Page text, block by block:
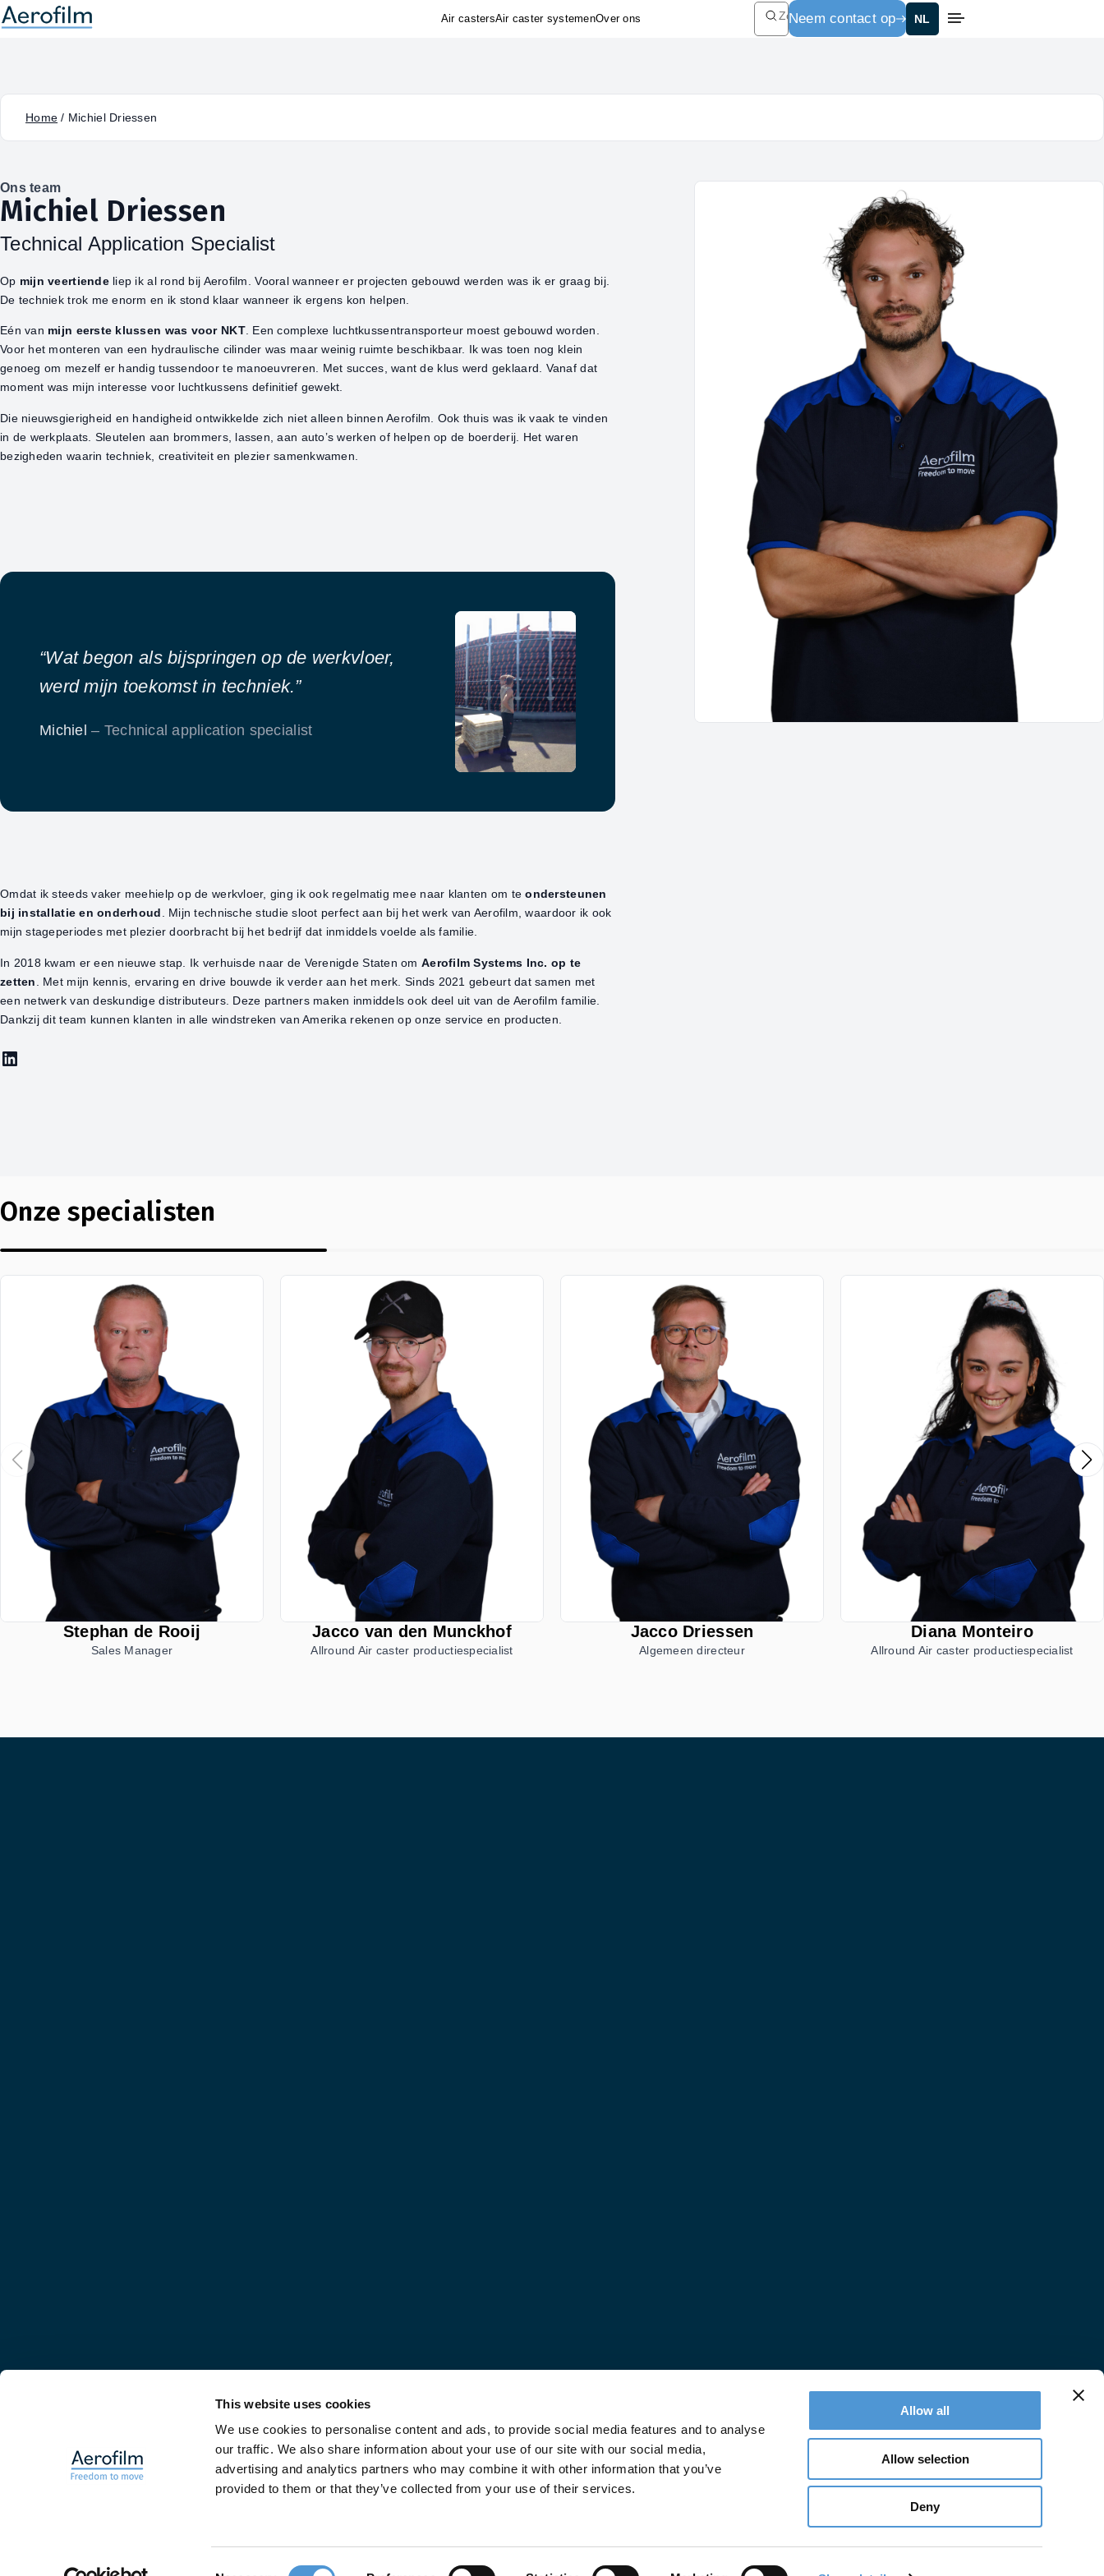
This website uses cookies
We use cookies to personalise content and ads, to provide social media features and to analyse
our traffic. We also share information about your use of our site with our social media,
advertising and analytics partners who may combine it with other information that you’ve
provided to them or that they’ve collected from your use of their services.
Allow all
Allow selection
Deny
Air castersAir caster systemenOver ons Zoeken
Neem contact op
Home / Michiel Driessen
Ons team
Michiel Driessen
Technical Application Specialist
Op mijn veertiendeliep ik al rond bij Aerofilm. Vooral wanneer er projecten gebouwd werden was ik er graag bij.
De techniek trok me enorm en ik stond klaar wanneer ik ergens kon helpen.
Eén van mijn eerste klussen was voor NKT. Een complexe luchtkussentransporteur moest gebouwd worden.
Voor het monteren van een hydraulische cilinder was maar weinig ruimte beschikbaar. Ik was toen nog klein
genoeg om mezelf er handig tussendoor te manoeuvreren. Met succes, want de klus werd geklaard. Vanaf dat
moment was mijn interesse voor luchtkussens definitief gewekt.
Die nieuwsgierigheid en handigheid ontwikkelde zich niet alleen binnen Aerofilm. Ook thuis was ik vaak te vinden
in de werkplaats. Sleutelen aan brommers, lassen, aan auto’s werken of helpen op de boerderij. Het waren
bezigheden waarin techniek, creativiteit en plezier samenkwamen.
“Wat begon als bijspringen op de werkvloer,
werd mijn toekomst in techniek.”
Michiel– Technical application specialist
Omdat ik steeds vaker meehielp op de werkvloer, ging ik ook regelmatig mee naar klanten om teondersteunen
bij installatie en onderhoud . Mijn technische studie sloot perfect aan bij het werk van Aerofilm, waardoor ik ook
mijn stageperiodes met plezier doorbracht bij het bedrijf dat inmiddels voelde als familie.
In 2018 kwam er een nieuwe stap. Ik verhuisde naar de Verenigde Staten om Aerofilm Systems Inc. op te
zetten
. Met mijn kennis, ervaring en drive bouwde ik verder aan het merk. Sinds 2021 gebeurt dat samen met
een netwerk van deskundige distributeurs. Deze partners maken inmiddels ook deel uit van de Aerofilm familie.
Dankzij dit team kunnen klanten in alle windstreken van Amerika rekenen op onze service en producten.
LinkedIn
Onze specialisten
Stephan de Rooij
Sales Manager
Jacco van den Munckhof
Allround Air caster productiespecialist
Jacco Driessen
Algemeen directeur
Diana Monteiro
Allround Air caster productiespecialist